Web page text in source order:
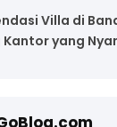
Villa di
yang